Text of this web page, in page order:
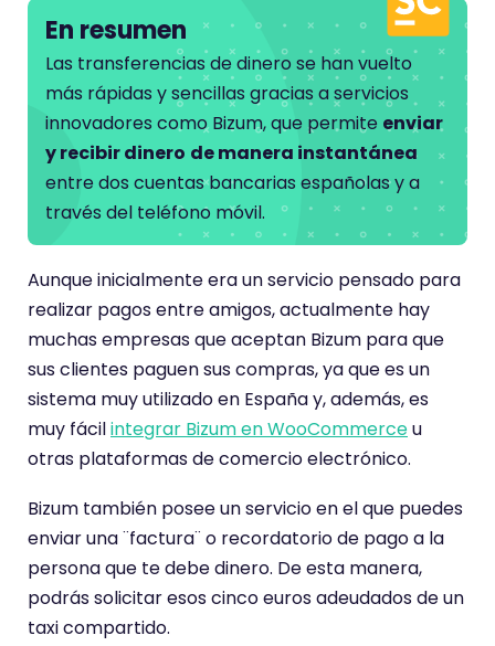
En resumen
Las transferencias de dinero se han vuelto
más rápidas y sencillas gracias a servicios
innovadores como Bizum, que permite enviar
y recibir dinero de manera instantánea
entre dos cuentas bancarias españolas y a
través del teléfono móvil.
Aunque inicialmente era un servicio pensado para
realizar pagos entre amigos, actualmente hay
muchas empresas que aceptan Bizum para que
sus clientes paguen sus compras, ya que es un
sistema muy utilizado en España y, además, es
muy fácilintegrar Bizum en WooCommerceu
otras plataformas de comercio electrónico.
Bizum también posee un servicio en el que puedes
enviar una ¨factura¨ o recordatorio de pago a la
persona que te debe dinero. De esta manera,
podrás solicitar esos cinco euros adeudados de un
taxi compartido.